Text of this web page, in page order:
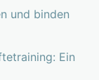
und binden
Ein